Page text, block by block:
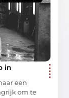
in
een
om te